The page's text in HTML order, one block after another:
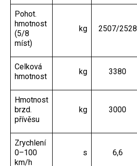
Pohot.
hmotnost
(5/8
míst)
kg 2507/2528
Celková
hmotnost
kg 3380
Hmotnost
brzd.
přívěsu
kg 3000
Zrychlení
0–100
km/h
s 6,6